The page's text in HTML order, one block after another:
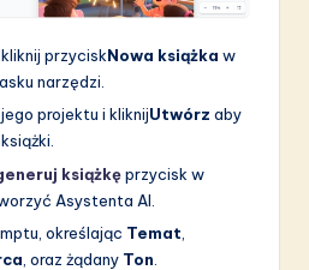
kliknij przyciskNowa książka w
narzędzi.
projektu i kliknijUtwórz aby
książkęprzycisk w
Asystenta AI.
określając Temat
, oraz żądany Ton